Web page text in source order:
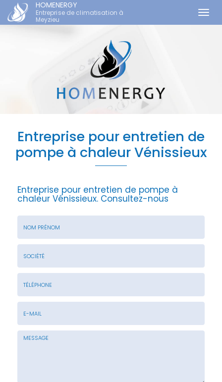
HOMENERGY
Entreprise de climatisation à
Meyzieu
Entreprise pour entretien de
pompe à chaleur Vénissieux
Entreprise pour entretien de pompe à
chaleur Vénissieux. Consultez-nous
Nom
Prénom
Société
Téléphone
E-